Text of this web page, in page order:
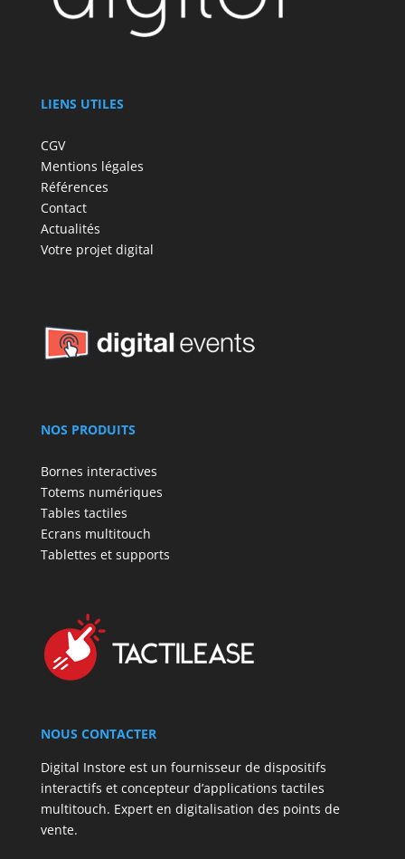
LIENS UTILES
CGV
Mentions légales
Références
Contact
Actualités
Votre projet digital
NOS PRODUITS
Bornes interactives
Totems numériques
Tables tactiles
Ecrans multitouch
Tablettes et supports
NOUS CONTACTER
Digital Instore est un fournisseur de dispositifs
interactifs et concepteur d’applications tactiles
multitouch. Expert en digitalisation des points de
vente.